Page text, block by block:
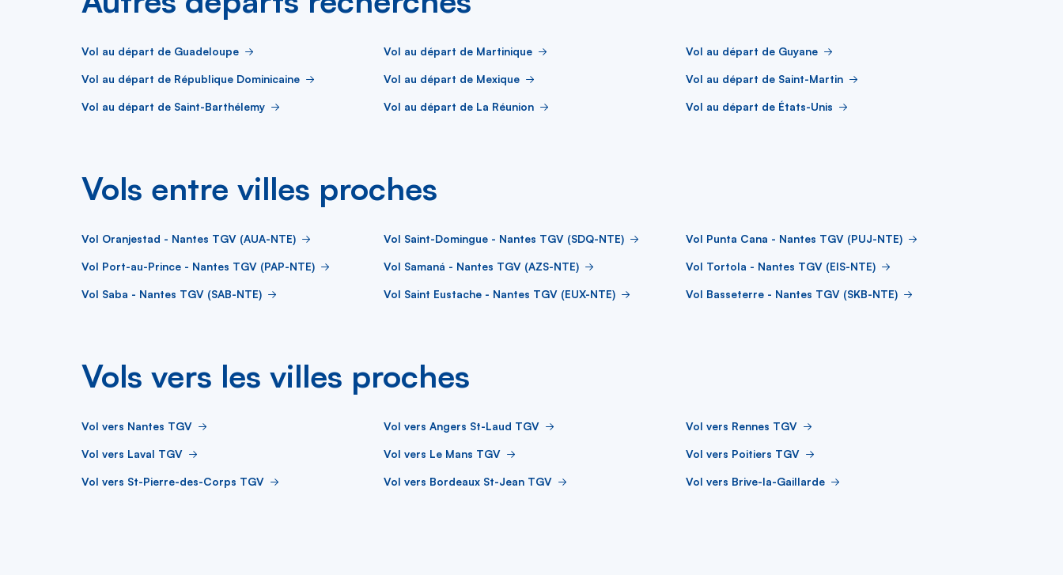
Vol au départ de Guadeloupe Vol au départ de Martinique Vol au départ de Guyane
Vol au départ de République Dominicaine Vol au départ de Mexique Vol au départ de Saint-Martin
Vol au départ de Saint-Barthélemy Vol au départ de La Réunion Vol au départ de États-Unis
Vols entre villes proches
Vol Oranjestad - Nantes TGV (AUA-NTE) Vol Saint-Domingue - Nantes TGV (SDQ-NTE) Vol Punta Cana - Nantes TGV (PUJ-NTE)
Vol Port-au-Prince - Nantes TGV (PAP-NTE) Vol Samaná - Nantes TGV (AZS-NTE) Vol Tortola - Nantes TGV (EIS-NTE)
Vol Saba - Nantes TGV (SAB-NTE) Vol Saint Eustache - Nantes TGV (EUX-NTE) Vol Basseterre - Nantes TGV (SKB-NTE)
Vols vers les villes proches
Vol vers Nantes TGV Vol vers Angers St-Laud TGV Vol vers Rennes TGV
Vol vers Laval TGV Vol vers Le Mans TGV Vol vers Poitiers TGV
Vol vers St-Pierre-des-Corps TGV Vol vers Bordeaux St-Jean TGV Vol vers Brive-la-Gaillarde